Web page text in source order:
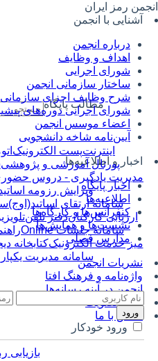
رمز ایران
آشنایی با انجمن
درباره انجمن
اهداف و وظایف
شورای اجرایی
ساختار سازمانی انجمن
شرح وظایف اجزای سازمانی
شورای اجرایی دوره‌های پیشین
اعضاء موسس انجمن
آیین‌نامه شاخه دانشجویی
اخبار و اطلاعیه‌ها
اخبار پایگاه
اطلاعیه‌ها
کنفرانس‌ها و کارگاه‌ها
نشست‌ها و همایش‌ها
مدارس فصلی
نشریات انجمن
واژه‌نامه و فرهنگ افتا
انجمن در آینه رسانه‌ها
فرم عضویت
تماس با ما
مطالب پایگاه
اینترنتپست الکترونیک
پورتال آموزشی و پژوهشی
مدیریت یادگیری - دروس حضوری
ویرایش رزومه اساتید
سامانه ارتقای اساتید(اوج)
ارزیابی کارکناندفتر تلفن
سامانه جلسات Online
میز خدمت الکترونیککتابخانه
سامانه مدیریت
ورود خودکار
بازیابی